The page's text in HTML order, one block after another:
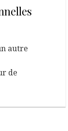
autre
de